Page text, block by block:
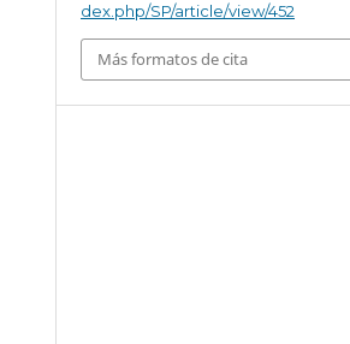
dex.php/SP/article/view/452
Más formatos de cita